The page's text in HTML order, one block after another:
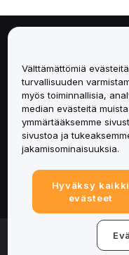
Palvelut
Tuki
Tuotteet
Lakiasiat
© 2025-2026 Bybit.eu.
Välttämättömiä
turvallisuuden
myös toiminnallisia,
median evästeitä
ymmärtääksemme
sivustoa ja
jakamisominaisuuksia.
Hyväksy kaikki
evästeet